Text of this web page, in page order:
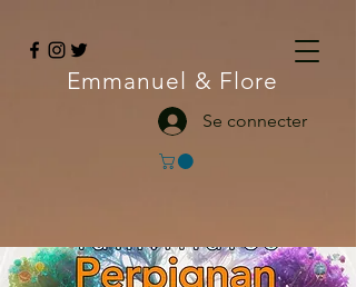
Emmanuel & Flore
Se connecter